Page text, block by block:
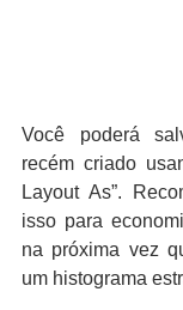
Você poderá
recém criado
Layout As”.
isso para
na próxima vez
um histograma